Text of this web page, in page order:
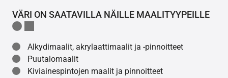
VÄRI ON SAATAVILLA NÄILLE MAALITYYPEILLE
Alkydimaalit, akrylaattimaalit ja -pinnoitteet
Puutalomaalit
Kiviainespintojen maalit ja pinnoitteet